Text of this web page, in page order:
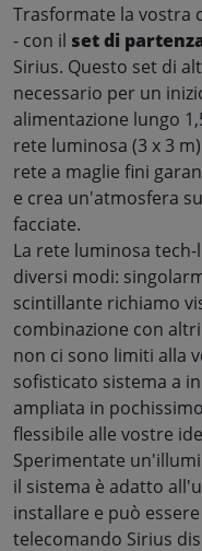
Trasformate la vostra
- con il set di
Sirius. Questo set di
necessario per un
alimentazione lungo
rete luminosa (3 x 3
rete a maglie fini
e crea un'atmosfera
facciate.
La rete luminosa
diversi modi:
scintillante richiamo
combinazione con
non ci sono limiti alla
sofisticato sistema a
ampliata in
flessibile alle vostre
Sperimentate
il sistema è adatto
installare e può
telecomando Sirius